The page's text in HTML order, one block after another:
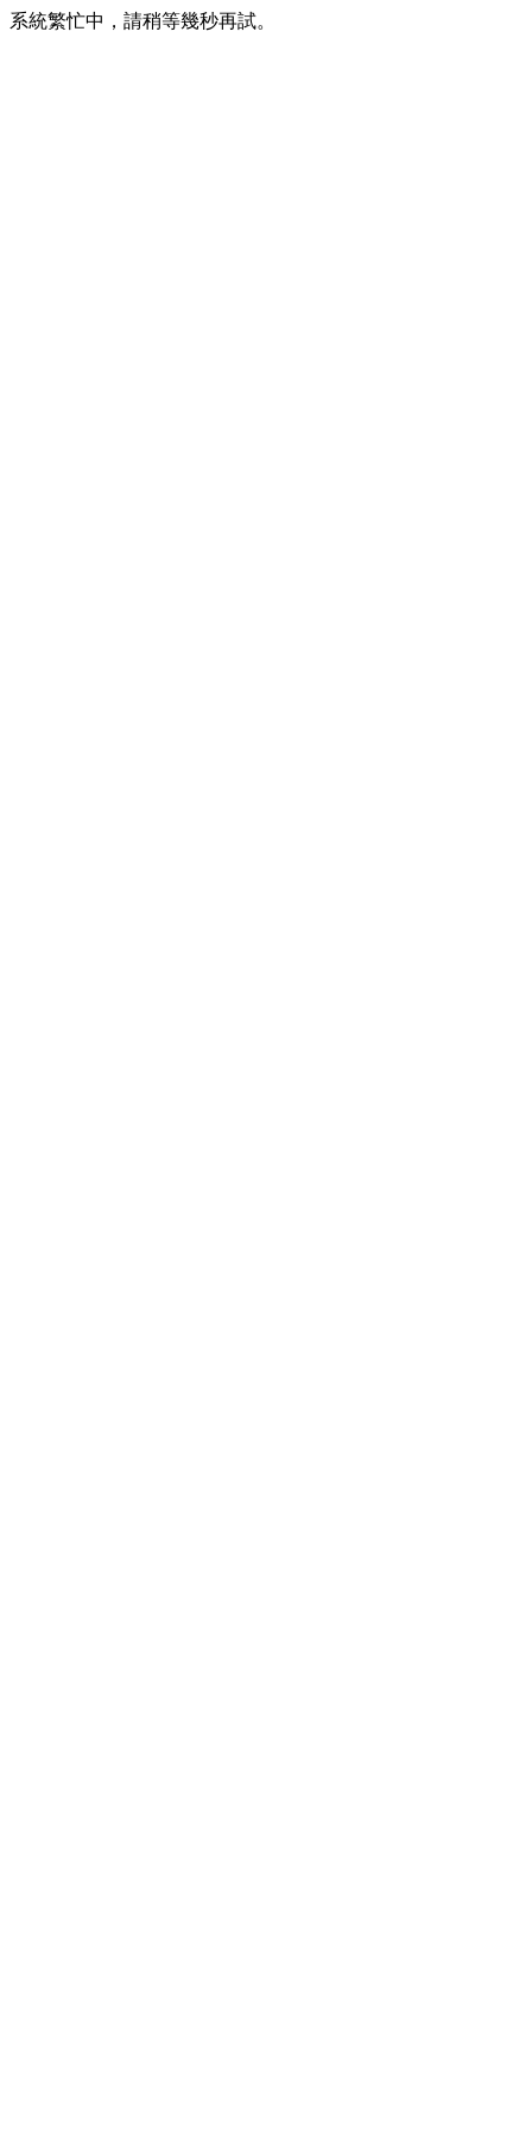
系統繁忙中，請稍等幾秒再試。